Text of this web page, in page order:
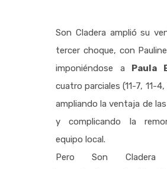
Son Cladera amplió su
tercer choque, con
imponiéndose a Paula
cuatro parciales (11-7, 11-4,
ampliando la ventaja de
y complicando la
equipo local.
Pero Son Cladera